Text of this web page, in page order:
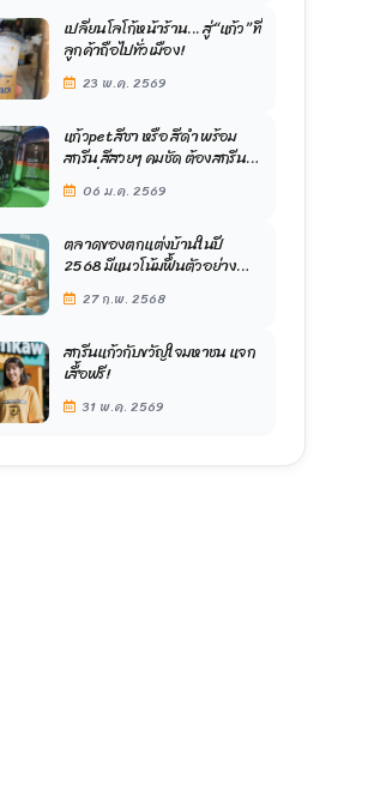
เปลี่ยนโลโก้หน้าร้าน... สู่ “แก้ว” ที่
ลูกค้าถือไปทั่วเมือง!
23 พ.ค. 2569
แก้วpet สีชา หรือ สีดำ พร้อม
สกรีน สีสวยๆ คมชัด ต้องสกรีน
แก้วที่โรงงานขวัญใจมหาชน
06 ม.ค. 2569
ตลาดของตกแต่งบ้านในปี
2568 มีแนวโน้มฟื้นตัวอย่าง
ค่อยเป็นค่อยไป
27 ก.พ. 2568
สกรีนแก้วกับขวัญใจมหาชน แจก
เสื้อฟรี!
31 พ.ค. 2569